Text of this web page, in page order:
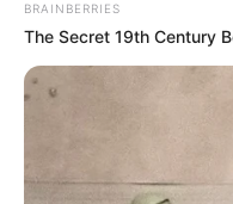
BRAINBERRIES
The Secret 19th Century